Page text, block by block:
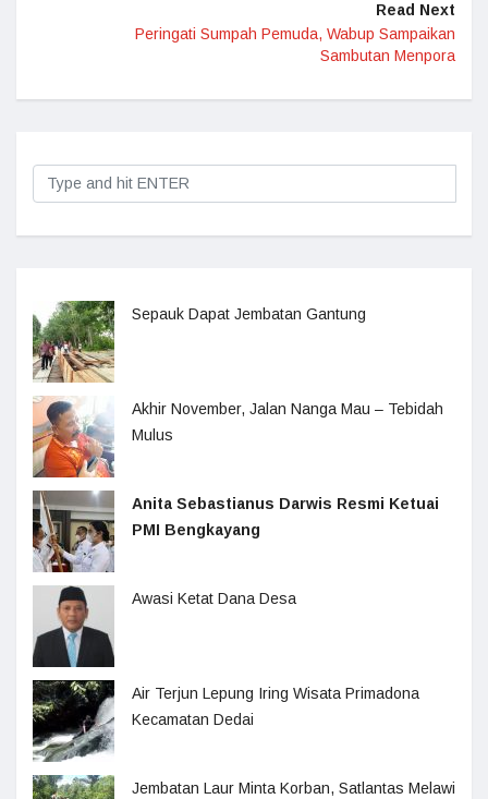
Read Next
Peringati Sumpah Pemuda, Wabup Sampaikan
Sambutan Menpora
Sepauk Dapat Jembatan Gantung
Akhir November, Jalan Nanga Mau – Tebidah
Mulus
Anita Sebastianus Darwis Resmi Ketuai
PMI Bengkayang
Awasi Ketat Dana Desa
Air Terjun Lepung Iring Wisata Primadona
Kecamatan Dedai
Jembatan Laur Minta Korban, Satlantas Melawi